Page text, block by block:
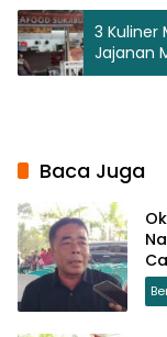
3 Kuliner
Jajanan
Baca Juga